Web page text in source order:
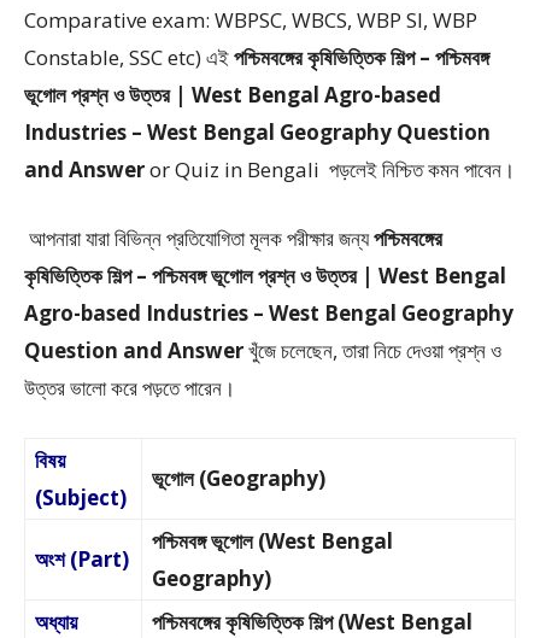
Comparative exam: WBPSC, WBCS, WBP SI, WBP
Constable, SSC etc) এইপশ্চিমবঙ্গের কৃষিভিত্তিক শিল্প – পশ্চিমবঙ্গ
ভূগোল প্রশ্ন ও উত্তর | West Bengal Agro-based
Industries – West Bengal Geography Question
and Answeror Quiz in Bengali পড়লেই নিশ্চিত কমন পাবেন।
আপনারা যারা বিভিন্ন প্রতিযোগিতা মূলক পরীক্ষার জন্যপশ্চিমবঙ্গের
কৃষিভিত্তিক শিল্প – পশ্চিমবঙ্গ ভূগোল প্রশ্ন ও উত্তর | West Bengal
Agro-based Industries – West Bengal Geography
Question and Answerখুঁজে চলেছেন, তারা নিচে দেওয়া প্রশ্ন ও
উত্তর ভালো করে পড়তে পারেন।
বিষয়
(Subject)
ভূগোল (Geography)
অংশ (Part)
পশ্চিমবঙ্গ ভূগোল (West Bengal
Geography)
অধ্যায়
পশ্চিমবঙ্গের কৃষিভিত্তিক শিল্প (West Bengal